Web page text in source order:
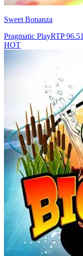
Sweet Bonanza
Pragmatic PlayRTP96.51
HOT